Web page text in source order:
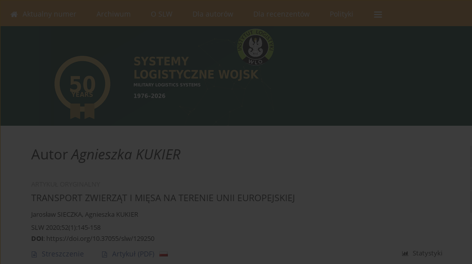
Aktualny numer Archiwum O SLW Dla autorów Dla recenzentów Polityki
AutorAgnieszka KUKIER
TRANSPORT ZWIERZĄT I MIĘSA NA TERENIE UNII EUROPEJSKIEJ
Jarosław SIECZKA, Agnieszka KUKIER
SLW 2020;52(1):145-158
DOI: https://doi.org/10.37055/slw/129250
Streszczenie Artykuł (PDF) Statystyki